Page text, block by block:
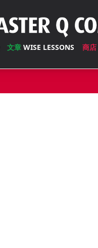
文章WISE LESSONS 商店